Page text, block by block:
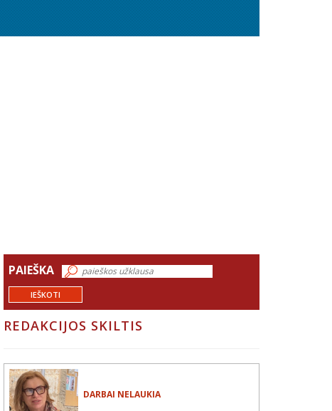
PAIEŠKA
IEŠKOTI
REDAKCIJOS SKILTIS
DARBAI NELAUKIA